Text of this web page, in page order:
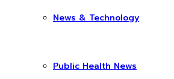
News & Technology
Public Health News